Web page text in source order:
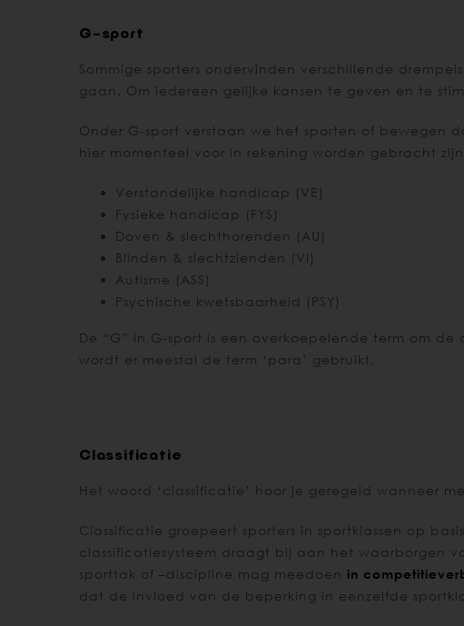
G-sport
Sommige sporters ondervinden verschillende
gaan. Om iedereen gelijke kansen te geven en te
Onder G-sport verstaan we het sporten of bewegen
hier momenteel voor in rekening worden gebracht zijn:
Verstandelijke handicap (VE)
Fysieke handicap (FYS)
Doven & slechthorenden (AU)
Blinden & slechtzienden (VI)
Autisme (ASS)
Psychische kwetsbaarheid (PSY)
De “G” in G-sport is een overkoepelende term om
wordt er meestal de term ‘para’ gebruikt.
Classificatie
Het woord ‘classificatie’ hoor je geregeld wanneer
Classificatie groepeert sporters in sportklassen op
classificatiesysteem draagt bij aan het waarborgen
sporttak of –discipline mag meedoen in
dat de invloed van de beperking in eenzelfde